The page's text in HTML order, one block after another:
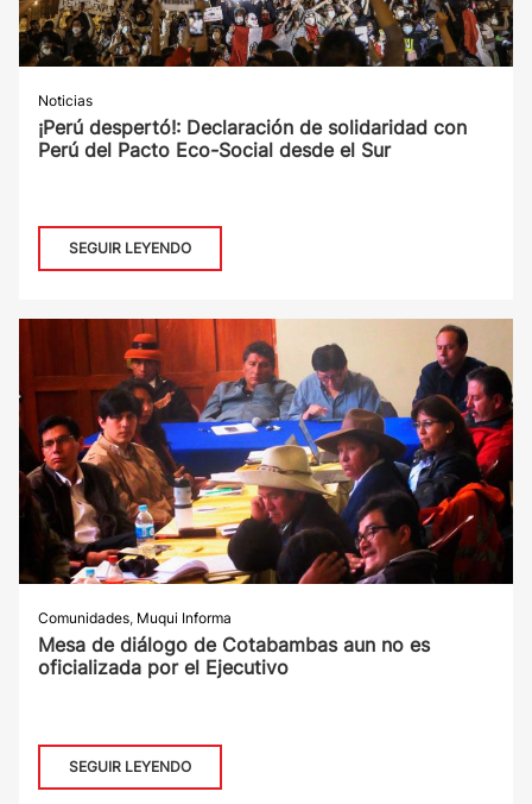
Noticias
¡Perú despertó!: Declaración de solidaridad con
Perú del Pacto Eco-Social desde el Sur
SEGUIR LEYENDO
Comunidades, Muqui Informa
Mesa de diálogo de Cotabambas aun no es
oficializada por el Ejecutivo
SEGUIR LEYENDO